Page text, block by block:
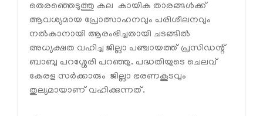
തെരഞ്ഞെടുത്തു കല കായിക താരങ്ങള്‍ക്ക്
ആവശ്യമായ പ്രോത്സാഹനവും പരിശീലനവും
നല്‍കാനായി ആരംഭിച്ചതായി ചടങ്ങില്‍
അധ്യക്ഷത വഹിച്ച ജില്ലാ പഞ്ചായത്ത് പ്രസിഡന്റ്
ബാബു പറശ്ശേരി പറഞ്ഞു. പദ്ധതിയുടെ ചെലവ്
കേരള സര്‍ക്കാരും ജില്ലാ ഭരണകൂടവും
തുല്യമായാണ് വഹിക്കുന്നത്.